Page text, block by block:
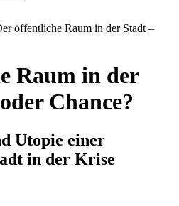
öffentliche Raum in der Stadt –
Raum in der
Chance?
Utopie einer
in der Krise